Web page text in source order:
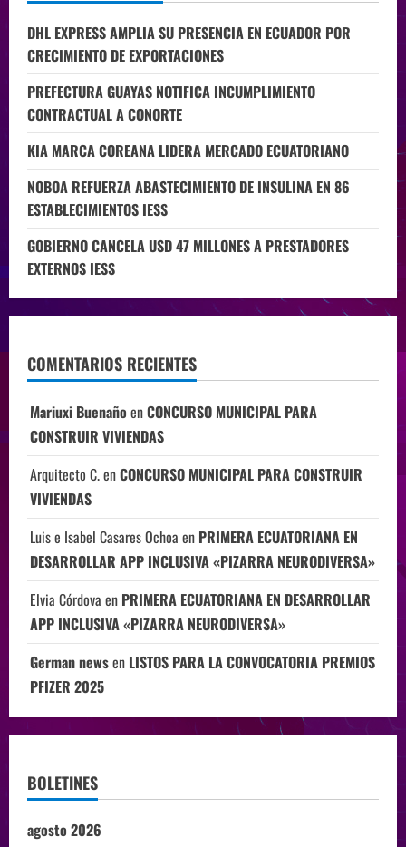
DHL EXPRESS AMPLIA SU PRESENCIA EN ECUADOR POR
CRECIMIENTO DE EXPORTACIONES
PREFECTURA GUAYAS NOTIFICA INCUMPLIMIENTO
CONTRACTUAL A CONORTE
KIA MARCA COREANA LIDERA MERCADO ECUATORIANO
NOBOA REFUERZA ABASTECIMIENTO DE INSULINA EN 86
ESTABLECIMIENTOS IESS
GOBIERNO CANCELA USD 47 MILLONES A PRESTADORES
EXTERNOS IESS
COMENTARIOS RECIENTES
Mariuxi Buenaño enCONCURSO MUNICIPAL PARA
CONSTRUIR VIVIENDAS
Arquitecto C.enCONCURSO MUNICIPAL PARA CONSTRUIR
VIVIENDAS
Luis e Isabel Casares Ochoa en PRIMERA ECUATORIANA EN
DESARROLLAR APP INCLUSIVA «PIZARRA NEURODIVERSA»
Elvia Córdova en PRIMERA ECUATORIANA EN DESARROLLAR
APP INCLUSIVA «PIZARRA NEURODIVERSA»
German newsen LISTOS PARA LA CONVOCATORIA PREMIOS
PFIZER 2025
BOLETINES
agosto 2026